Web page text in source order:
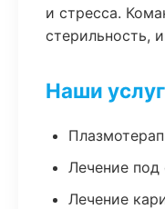
и стресса.
стерильность,
Наши
Лечение под
Лечение